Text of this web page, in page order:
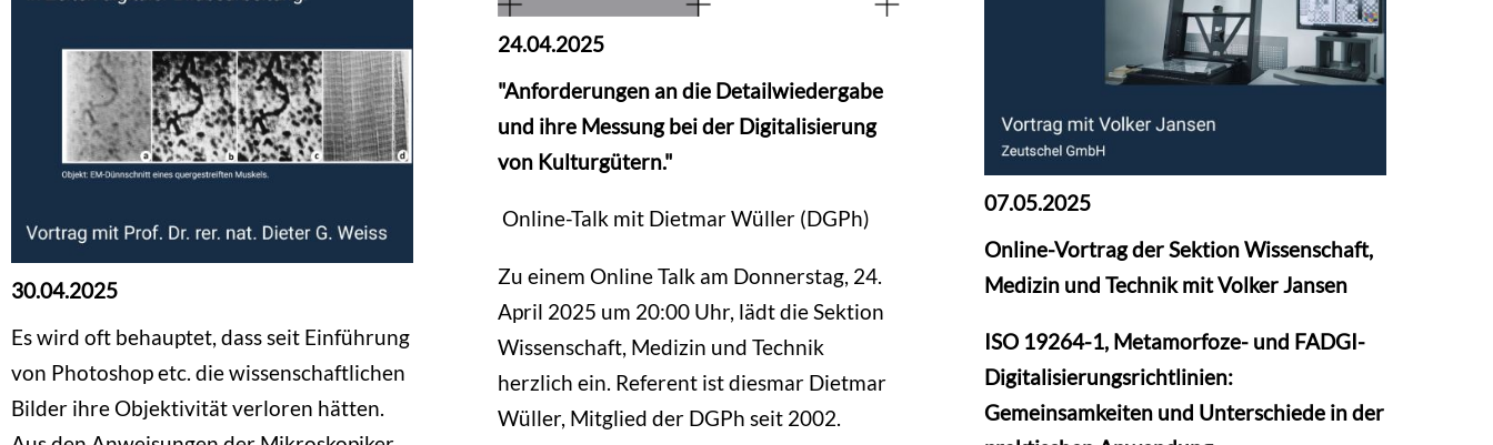
07.05.2025
Online-Vortrag der Sektion Wissenschaft,
Medizin und Technik mit Volker Jansen
ISO 19264-1, Metamorfoze- und FADGI-
Digitalisierungsrichtlinien:
Gemeinsamkeiten und Unterschiede in der
30.04.2025
Es wird oft behauptet, dass seit Einführung
von Photoshop etc. die wissenschaftlichen
Bilder ihre Objektivität verloren hätten.
24.04.2025
"Anforderungen an die Detailwiedergabe
und ihre Messung bei der Digitalisierung
von Kulturgütern."
Online-Talk mit Dietmar Wüller (DGPh)
Zu einem Online Talk am Donnerstag, 24.
April 2025 um 20:00 Uhr, lädt die Sektion
Wissenschaft, Medizin und Technik
herzlich ein. Referent ist diesmar Dietmar
Wüller, Mitglied der DGPh seit 2002.